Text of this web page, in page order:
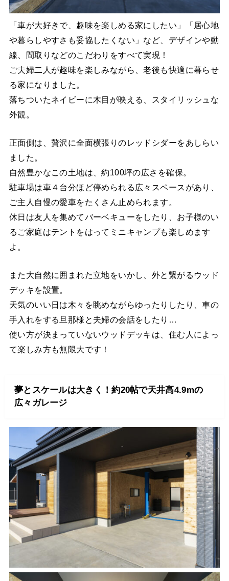
「車が大好きで、趣味を楽しめる家にしたい」「居心地
や暮らしやすさも妥協したくない」など、デザインや動
線、間取りなどのこだわりをすべて実現！
ご夫婦二人が趣味を楽しみながら、老後も快適に暮らせ
る家になりました。
落ちついたネイビーに木目が映える、スタイリッシュな
外観。
正面側は、贅沢に全面横張りのレッドシダーをあしらい
ました。
自然豊かなこの土地は、約100坪の広さを確保。
駐車場は車４台分ほど停められる広々スペースがあり、
ご主人自慢の愛車をたくさん止められます。
休日は友人を集めてバーベキューをしたり、お子様のい
るご家庭はテントをはってミニキャンプも楽しめます
よ。
また大自然に囲まれた立地をいかし、外と繋がるウッド
デッキを設置。
天気のいい日は木々を眺めながらゆったりしたり、車の
手入れをする旦那様と夫婦の会話をしたり…
使い方が決まっていないウッドデッキは、住む人によっ
て楽しみ方も無限大です！
夢とスケールは大きく！約20帖で天井高4.9mの
広々ガレージ